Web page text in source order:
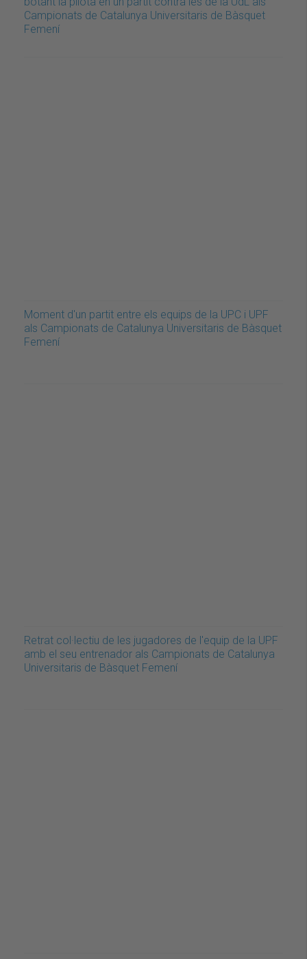
Campionats de Catalunya Universitaris de Bàsquet
Femení
Moment d'un partit entre els equips de la UPC i UPF
als Campionats de Catalunya Universitaris de Bàsquet
Femení
Retrat col·lectiu de les jugadores de l'equip de la UPF
amb el seu entrenador als Campionats de Catalunya
Universitaris de Bàsquet Femení